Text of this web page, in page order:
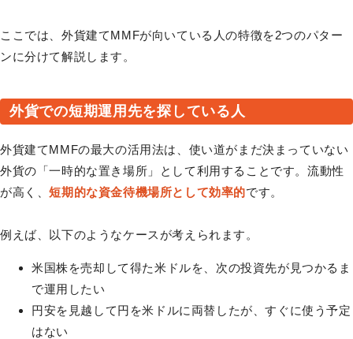
ここでは、外貨建てMMFが向いている人の特徴を2つのパター
ンに分けて解説します。
外貨での短期運用先を探している人
外貨建てMMFの最大の活用法は、使い道がまだ決まっていない
外貨の「一時的な置き場所」として利用することです。流動性
が高く、短期的な資金待機場所として効率的です。
例えば、以下のようなケースが考えられます。
米国株を売却して得た米ドルを、次の投資先が見つかるま
で運用したい
円安を見越して円を米ドルに両替したが、すぐに使う予定
はない